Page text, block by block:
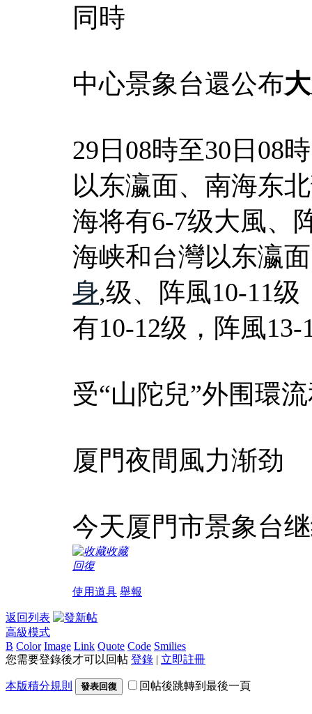
同時
中心景象台還公布
29日08時至30日08
以东瀛面、南海东
海将有6-7级大風、
海峡和台灣以东瀛
身,级、阵風10-11
有10-12级，阵風13-
受“山陀兒”外围環
厦門夜間風力渐劲
今天厦門市景象台
收藏
回復
使用道具 舉報
返回列表
高級模式
B Color Image Link Quote Code Smilies
您需要登錄後才可以回帖 登錄 | 立即註冊
本版積分規則 發表回復 回帖後跳轉到最後一頁